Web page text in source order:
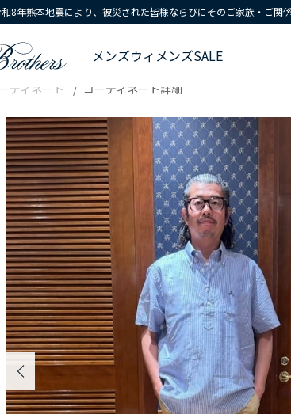
8年熊本地震により、被災された皆様ならびにそのご家族・ご関
メンズウィメンズSALE
ディネート コーディネート詳細